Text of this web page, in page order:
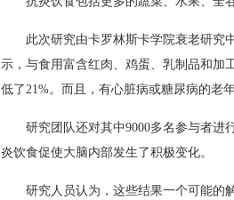
此次研究由卡罗林斯卡学院衰老研究中
示，与食用富含红肉、鸡蛋、乳制品和加
低了21%。而且，有心脏病或糖尿病的老
研究团队还对其中9000多名参与者进
炎饮食促使大脑内部发生了积极变化。
研究人员认为，这些结果一个可能的解